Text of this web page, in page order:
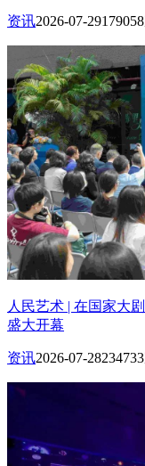
资讯2026-07-29
人民艺术 | 在国家大
盛大开幕
资讯2026-07-28